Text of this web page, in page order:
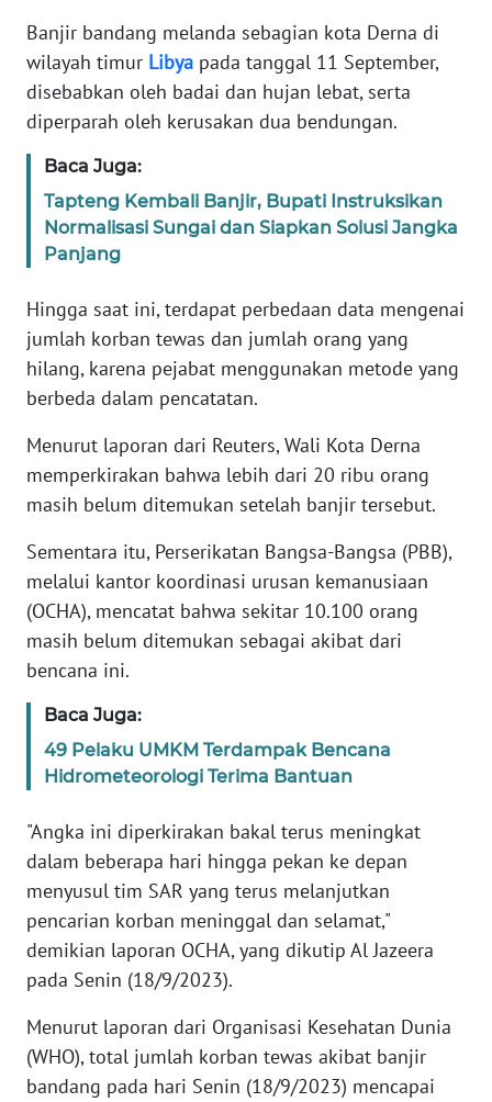
Banjir bandang melanda sebagian kota Derna di
wilayah timur Libya pada tanggal 11 September,
disebabkan oleh badai dan hujan lebat, serta
diperparah oleh kerusakan dua bendungan.
Baca Juga:
Tapteng Kembali Banjir, Bupati Instruksikan
Normalisasi Sungai dan Siapkan Solusi Jangka
Panjang
Hingga saat ini, terdapat perbedaan data mengenai
jumlah korban tewas dan jumlah orang yang
hilang, karena pejabat menggunakan metode yang
berbeda dalam pencatatan.
Menurut laporan dari Reuters, Wali Kota Derna
memperkirakan bahwa lebih dari 20 ribu orang
masih belum ditemukan setelah banjir tersebut.
Sementara itu, Perserikatan Bangsa-Bangsa (PBB),
melalui kantor koordinasi urusan kemanusiaan
(OCHA), mencatat bahwa sekitar 10.100 orang
masih belum ditemukan sebagai akibat dari
bencana ini.
Baca Juga:
49 Pelaku UMKM Terdampak Bencana
Hidrometeorologi Terima Bantuan
"Angka ini diperkirakan bakal terus meningkat
dalam beberapa hari hingga pekan ke depan
menyusul tim SAR yang terus melanjutkan
pencarian korban meninggal dan selamat,"
demikian laporan OCHA, yang dikutip Al Jazeera
pada Senin (18/9/2023).
Menurut laporan dari Organisasi Kesehatan Dunia
(WHO), total jumlah korban tewas akibat banjir
bandang pada hari Senin (18/9/2023) mencapai
KONTAK
KAMI
INFO
IKLAN
TENTANG
KAMI
MEDIA
SIBER
REDAKSI
KARIR
DISCLAIMER
Wahana
News
WN
SUMUT
JAKARTA
JABAR
WN
BANTEN
WN
WN
KEPRI